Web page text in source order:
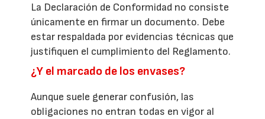
La Declaración de Conformidad no consiste
únicamente en firmar un documento. Debe
estar respaldada por evidencias técnicas que
justifiquen el cumplimiento del Reglamento.
¿Y el marcado de los envases?
Aunque suele generar confusión, las
obligaciones no entran todas en vigor al